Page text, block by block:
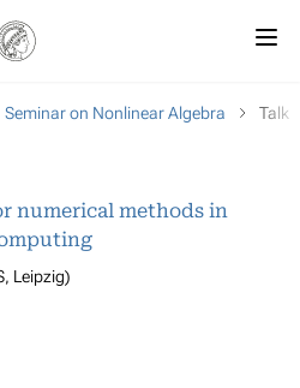
Seminar on Nonlinear Algebra Talk
numerical methods in
Leipzig)